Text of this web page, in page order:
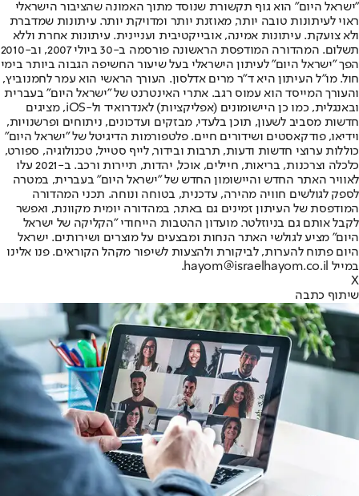
"ישראל היום" הוא גוף תקשורת שנוסד מתוך האמונה שהציבור הישראלי
ראוי לעיתונות טובה יותר, מאוזנת יותר ומדויקת יותר. עיתונות שמדברת
ולא צועקת. עיתונות אמינה, אובייקטיבית ועניינית. עיתונות אחרת וללא
תשלום. המהדורה המודפסת הראשונה פורסמה ב-30 ביולי 2007, וב-2010
הפך "ישראל היום" לעיתון הישראלי בעל שיעור החשיפה הגבוה ביותר בימי
חול. מו"ל העיתון היא ד"ר מרים אדלסון. העורך הראשי הוא עמר לחמנוביץ,
והעורך המייסד הוא עמוס רגב. אתרי האינטרנט של "ישראל היום" בעברית
ובאנגלית, כמו כן היישומונים (אפליקציות) לאנדרואיד ול-iOS, מציגים
חדשות מסביב לשעון, תוכן בלעדי, מבזקים ועדכונים, ניתוחים ופרשנויות,
וידיאו, פודקאסטים ושידורים חיים. פלטפורמות הדיגיטל של "ישראל היום"
כוללות ערוצי חדשות ודעות, תרבות ובידור, לייף סטייל, טכנולוגיה, ספורט,
כלכלה וצרכנות, בריאות, חיילים, אוכל, יהדות, תיירות ורכב. ב-2021 עלו
לאוויר האתר החדש והיישומון החדש של "ישראל היום" בעברית, במטרה
לספק לגולשים חוויה מהירה, עדכנית, בטוחה ונוחה. תכני המהדורה
המודפסת של העיתון זמינים גם באתר, במהדורה יומית מקוונת, ואפשר
לקבל אותם גם בניוזלטר. מועדון ההטבות הייחודי "הקליקה של ישראל
היום" מציע לגולשי האתר הנחות ומבצעים על מוצרים ושירותים. ישראל
היום פתוח להערות, לביקורת ולהצעות לשיפור מקהל הקוראים. פנו אלינו
במייל hayom@israelhayom.co.il.
X
שיתוף כתבה